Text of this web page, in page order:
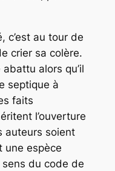
c’est au tour de
crier sa colère.
alors qu’il
septique à
faits
l’ouverture
auteurs soient
une espèce
du code de